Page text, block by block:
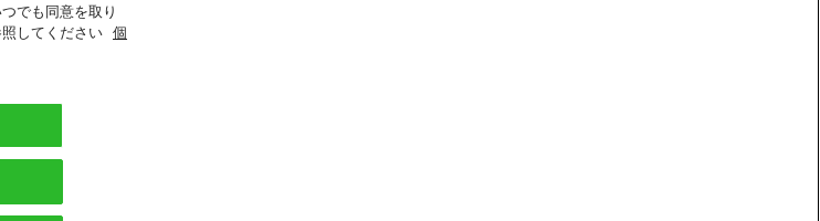
でも同意を取り
してください 個